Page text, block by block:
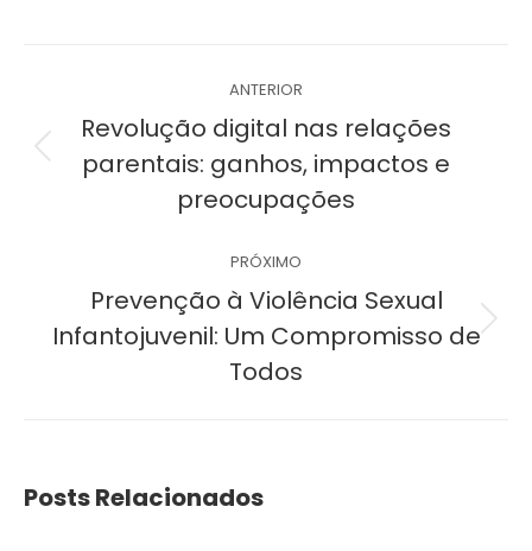
de
post:
ANTERIOR
Post
anterior:
Revolução digital nas relações
parentais: ganhos, impactos e
preocupações
PRÓXIMO
Próximo
post:
Prevenção à Violência Sexual
Infantojuvenil: Um Compromisso de
Todos
Posts Relacionados